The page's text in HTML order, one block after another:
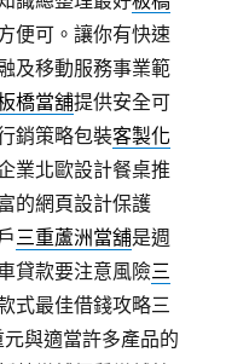
便可。讓你有快速
及移動服務事業範
橋當舖提供安全可
銷策略包裝客製化
業北歐設計餐桌推
的網頁設計保護
三重蘆洲當舖是週
貸款要注意風險三
式最佳借錢攻略三
元與適當許多產品的